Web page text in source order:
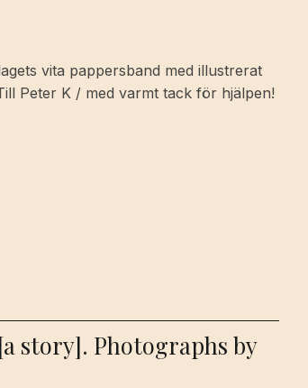
vita pappersband med illustrerat
Peter K / med varmt tack för hjälpen!
story]. Photographs by